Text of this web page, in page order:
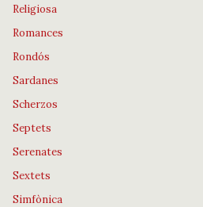
Religiosa
Romances
Rondós
Sardanes
Scherzos
Septets
Serenates
Sextets
Simfònica